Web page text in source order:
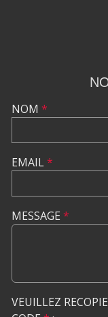
NOM *
EMAIL*
MESSAGE *
VEUILLEZ